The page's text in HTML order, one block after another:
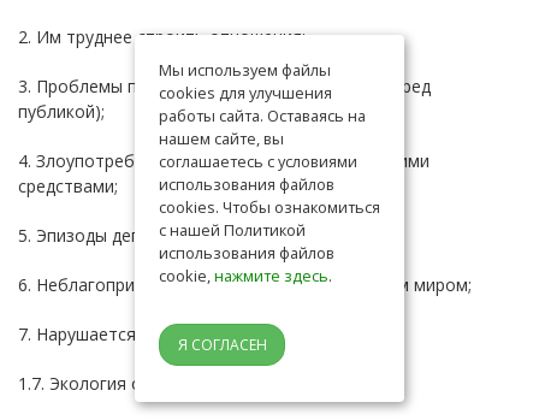
2. Им труднее строить отношения;
3. Проблемы получения образования(страх перед
публикой);
4. Злоупотребление алкоголем и наркотическими
средствами;
5. Эпизоды депрессии;
6. Неблагоприятное отношение с окружающем миром;
7. Нарушается звено отношений.
1.7. Экология отношения
Мы используем файлы
cookies для улучшения
работы сайта. Оставаясь на
нашем сайте, вы
соглашаетесь с условиями
использования файлов
cookies. Чтобы ознакомиться
с нашей Политикой
использования файлов
cookie,нажмите здесь.
Я СОГЛАСЕН